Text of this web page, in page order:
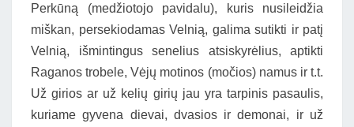
Perkūną (medžiotojo pavidalu), kuris nusileidžia
miškan, persekiodamas Velnią, galima sutikti ir patį
Velnią, išmintingus senelius atsiskyrėlius, aptikti
Raganos trobele, Vėjų motinos (močios) namus ir t.t.
Už girios ar už kelių girių jau yra tarpinis pasaulis,
kuriame gyvena dievai, dvasios ir demonai, ir už